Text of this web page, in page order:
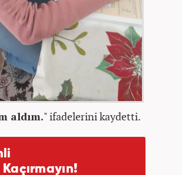
aldım." ifadelerini kaydetti.